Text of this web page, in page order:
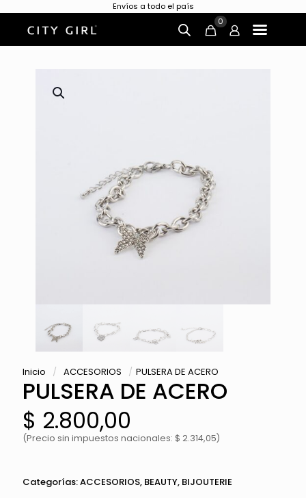
Envíos a todo el país
0
Inicio / ACCESORIOS / PULSERA DE ACERO
PULSERA DE ACERO
$ 2.800,00
(Precio sin impuestos nacionales: $ 2.314,05)
Categorías:ACCESORIOS, BEAUTY, BIJOUTERIE